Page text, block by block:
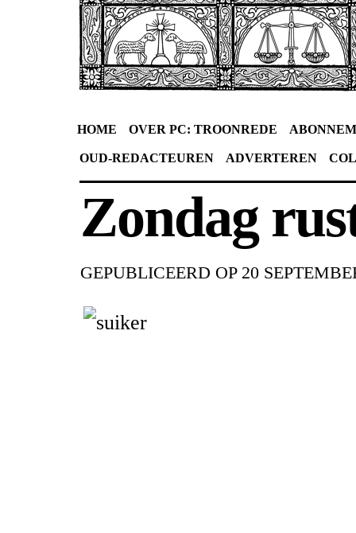
HOME OVER PC: TROONREDE
OUD-REDACTEUREN ADVERTEREN
Zondag
GEPUBLICEERD OP 20